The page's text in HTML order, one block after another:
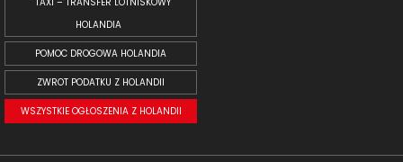
HOLANDIA
POMOC DROGOWA HOLANDIA
ZWROT PODATKU Z HOLANDII
WSZYSTKIE OGŁOSZENIA Z HOLANDII